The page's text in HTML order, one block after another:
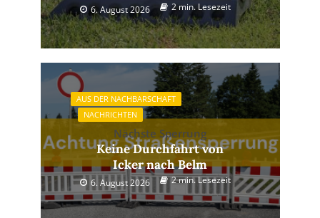
6. August 2026 2 min. Lesezeit
AUS DER NACHBARSCHAFT
NACHRICHTEN
Nächste Sperrung
Keine Durchfahrt von
Icker nach Belm
6. August 2026 2 min. Lesezeit